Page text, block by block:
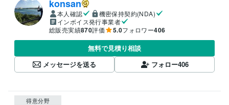
konsan
本人確認
機密保持契約(NDA)
インボイス発行事業者
総販売実績870評価 5.0フォロワー406
無料で見積り相談
メッセージを送る
フォロー406
得意分野